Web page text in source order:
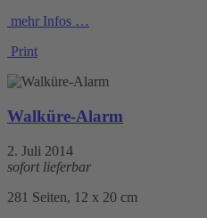
mehr Infos …
Print
Walküre-Alarm
2. Juli 2014
sofort lieferbar
281 Seiten, 12 x 20 cm